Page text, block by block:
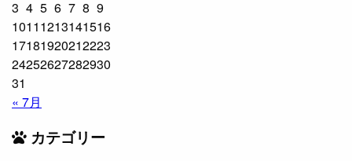
3 4 5 6 7 8 9
10111213141516
17181920212223
24252627282930
31
« 7月
カテゴリー